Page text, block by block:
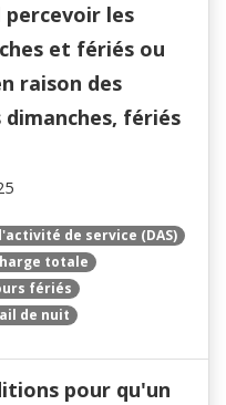
les
et fériés ou
raison des
fériés
de service (DAS)
totale
fériés
de nuit
pour qu'un